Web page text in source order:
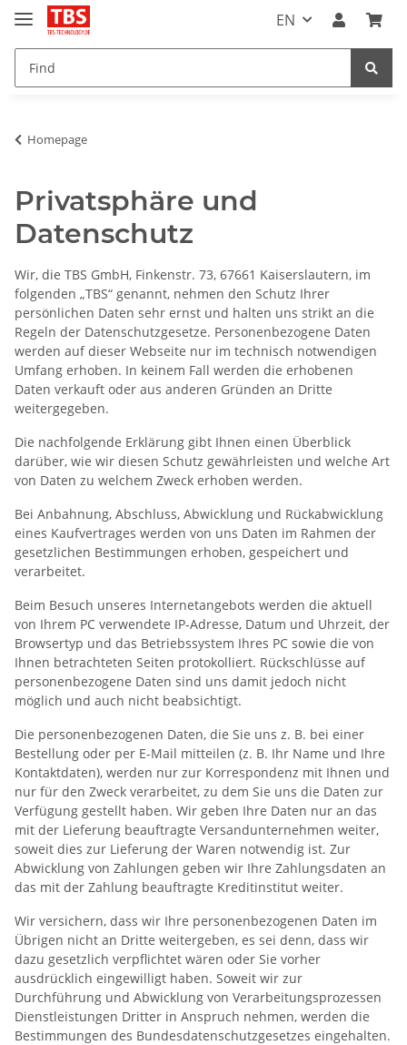
EN
Homepage
Privatsphäre und
Datenschutz
Wir, die TBS GmbH, Finkenstr. 73, 67661 Kaiserslautern, im
folgenden „TBS“ genannt, nehmen den Schutz Ihrer
persönlichen Daten sehr ernst und halten uns strikt an die
Regeln der Datenschutzgesetze. Personenbezogene Daten
werden auf dieser Webseite nur im technisch notwendigen
Umfang erhoben. In keinem Fall werden die erhobenen
Daten verkauft oder aus anderen Gründen an Dritte
weitergegeben.
Die nachfolgende Erklärung gibt Ihnen einen Überblick
darüber, wie wir diesen Schutz gewährleisten und welche Art
von Daten zu welchem Zweck erhoben werden.
Bei Anbahnung, Abschluss, Abwicklung und Rückabwicklung
eines Kaufvertrages werden von uns Daten im Rahmen der
gesetzlichen Bestimmungen erhoben, gespeichert und
verarbeitet.
Beim Besuch unseres Internetangebots werden die aktuell
von Ihrem PC verwendete IP-Adresse, Datum und Uhrzeit, der
Browsertyp und das Betriebssystem Ihres PC sowie die von
Ihnen betrachteten Seiten protokolliert. Rückschlüsse auf
personenbezogene Daten sind uns damit jedoch nicht
möglich und auch nicht beabsichtigt.
Die personenbezogenen Daten, die Sie uns z. B. bei einer
Bestellung oder per E-Mail mitteilen (z. B. Ihr Name und Ihre
Kontaktdaten), werden nur zur Korrespondenz mit Ihnen und
nur für den Zweck verarbeitet, zu dem Sie uns die Daten zur
Verfügung gestellt haben. Wir geben Ihre Daten nur an das
mit der Lieferung beauftragte Versandunternehmen weiter,
soweit dies zur Lieferung der Waren notwendig ist. Zur
Abwicklung von Zahlungen geben wir Ihre Zahlungsdaten an
das mit der Zahlung beauftragte Kreditinstitut weiter.
Wir versichern, dass wir Ihre personenbezogenen Daten im
Übrigen nicht an Dritte weitergeben, es sei denn, dass wir
dazu gesetzlich verpflichtet wären oder Sie vorher
ausdrücklich eingewilligt haben. Soweit wir zur
Durchführung und Abwicklung von Verarbeitungsprozessen
Dienstleistungen Dritter in Anspruch nehmen, werden die
Bestimmungen des Bundesdatenschutzgesetzes eingehalten.